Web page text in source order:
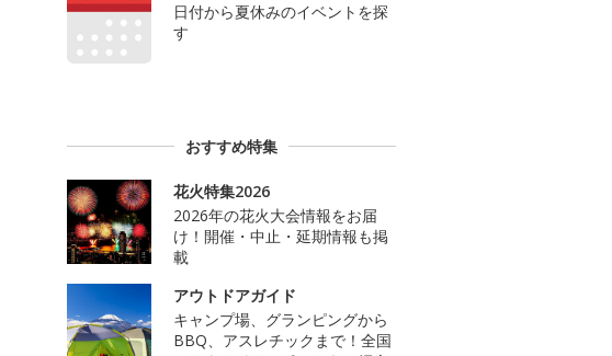
日付から夏休みのイベントを探
す
おすすめ特集
花火特集2026
2026年の花火大会情報をお届
け！開催・中止・延期情報も掲
載
アウトドアガイド
キャンプ場、グランピングから
BBQ、アスレチックまで！全国